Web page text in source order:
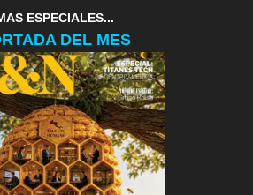
ESPECIALES...
DEL MES